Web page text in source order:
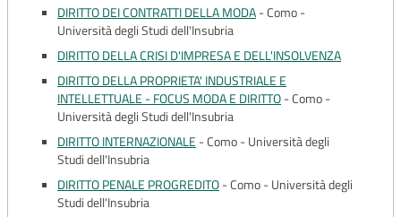
DIRITTO DEI CONTRATTI DELLA MODA-Como -
Università degli Studi dell'Insubria
DIRITTO DELLA CRISI D'IMPRESA E DELL'INSOLVENZA
DIRITTO DELLA PROPRIETA' INDUSTRIALE E
INTELLETTUALE - FOCUS MODA E DIRITTO-Como -
Università degli Studi dell'Insubria
DIRITTO INTERNAZIONALE -Como - Università degli
Studi dell'Insubria
DIRITTO PENALE PROGREDITO-Como - Università degli
Studi dell'Insubria